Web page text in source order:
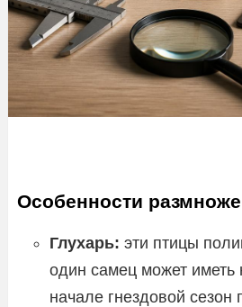
Особенности
Глухарь: эти птицы
один самец может иметь
начале гнездовой сезон